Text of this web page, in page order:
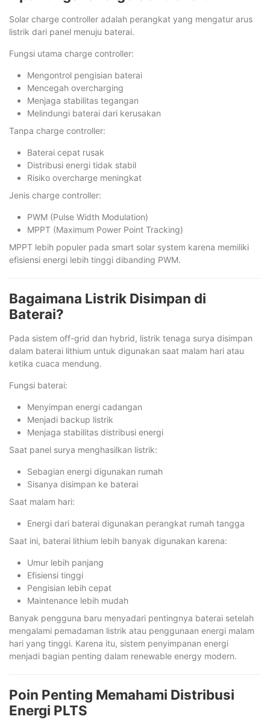
Solar charge controller adalah perangkat yang mengatur arus
listrik dari panel menuju baterai.
Fungsi utama charge controller:
Mengontrol pengisian baterai
Mencegah overcharging
Menjaga stabilitas tegangan
Melindungi baterai dari kerusakan
Tanpa charge controller:
Baterai cepat rusak
Distribusi energi tidak stabil
Risiko overcharge meningkat
Jenis charge controller:
PWM (Pulse Width Modulation)
MPPT (Maximum Power Point Tracking)
MPPT lebih populer pada smart solar system karena memiliki
efisiensi energi lebih tinggi dibanding PWM.
Bagaimana Listrik Disimpan di
Baterai?
Pada sistem off-grid dan hybrid, listrik tenaga surya disimpan
dalam baterai lithium untuk digunakan saat malam hari atau
ketika cuaca mendung.
Fungsi baterai:
Menyimpan energi cadangan
Menjadi backup listrik
Menjaga stabilitas distribusi energi
Saat panel surya menghasilkan listrik:
Sebagian energi digunakan rumah
Sisanya disimpan ke baterai
Saat malam hari:
Energi dari baterai digunakan perangkat rumah tangga
Saat ini, baterai lithium lebih banyak digunakan karena:
Umur lebih panjang
Efisiensi tinggi
Pengisian lebih cepat
Maintenance lebih mudah
Banyak pengguna baru menyadari pentingnya baterai setelah
mengalami pemadaman listrik atau penggunaan energi malam
hari yang tinggi. Karena itu, sistem penyimpanan energi
menjadi bagian penting dalam renewable energy modern.
Poin Penting Memahami Distribusi
Energi PLTS